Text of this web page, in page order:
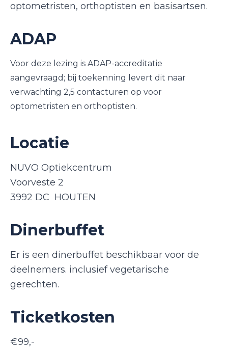
optometristen, orthoptisten en basisartsen.
ADAP
Voor deze lezing is ADAP-accreditatie
aangevraagd; bij toekenning levert dit naar
verwachting 2,5 contacturen op voor
optometristen en orthoptisten.
Locatie
NUVO Optiekcentrum
Voorveste 2
3992 DC HOUTEN
Dinerbuffet
Er is een dinerbuffet beschikbaar voor de
deelnemers. inclusief vegetarische
gerechten.
Ticketkosten
€99,-